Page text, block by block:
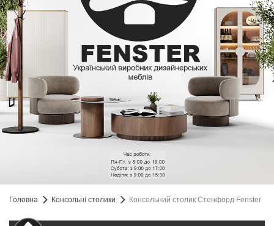
Головна Консольні столики Консольний столик Стенфорд Fenster